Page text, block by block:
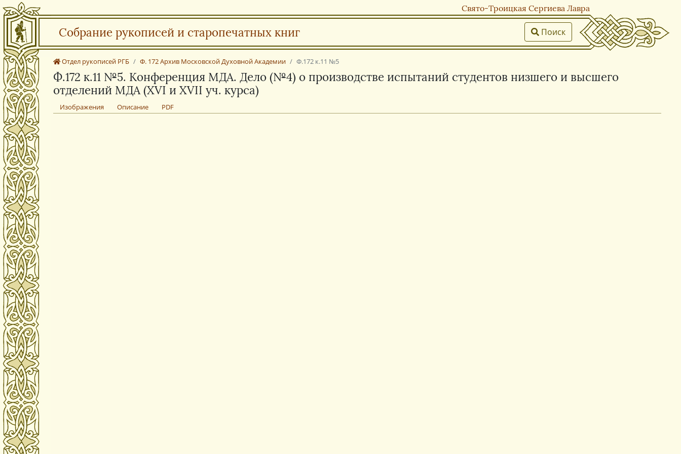
Свято-Троицкая Сергиева Лавра
Собрание рукописей и старопечатных книг Поиск
Отдел рукописей РГБ Ф. 172 Архив Московской Духовной Академии Ф.172 к.11 №5
Ф.172 к.11 №5. Конференция МДА. Дело (№4) о производстве испытаний студентов низшего и высшего
отделений МДА (XVI и XVII уч. курса)
Изображения Описание PDF